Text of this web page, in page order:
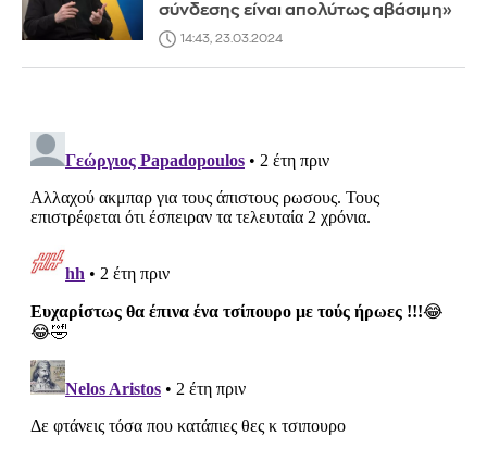
σύνδεσης είναι απολύτως αβάσιμη»
14:43, 23.03.2024